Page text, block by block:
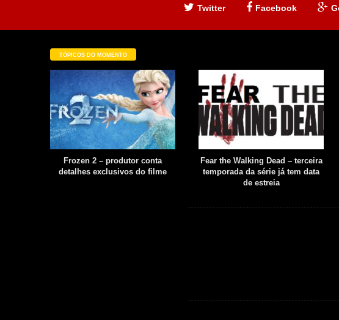
Twitter Facebook
TÓPICOS DO MOMENTO
Frozen 2 – produtor conta
detalhes exclusivos do filme
Fear the Walking Dead – terceira
temporada da série já tem data
de estreia